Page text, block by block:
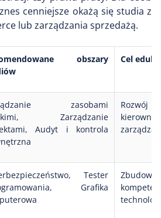
cenniejsze okażą się studia z
lub zarządzania sprzedażą.
obszary
Cel
zasobami
Zarządzanie
Audyt i kontrola
Tester
Grafika